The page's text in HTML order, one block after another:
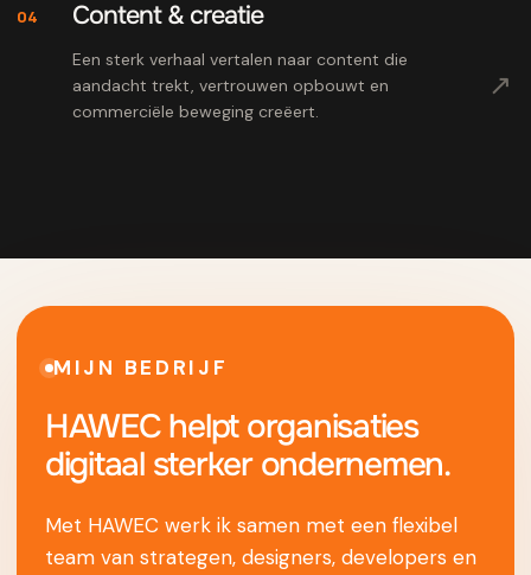
04 Content & creatie
Een sterk verhaal vertalen naar content die
aandacht trekt, vertrouwen opbouwt en
commerciële beweging creëert.
↗
MIJN BEDRIJF
HAWEC helpt organisaties
digitaal sterker ondernemen.
Met HAWEC werk ik samen met een flexibel
team van strategen, designers, developers en